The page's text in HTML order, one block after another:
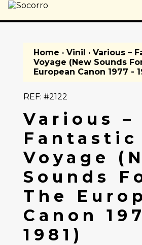
Home · Vinil · Various –
Voyage (New Sounds
European Canon 1977 -
REF: #2122
Various –
Fantastic
Voyage
Sounds
The
Canon
1981)